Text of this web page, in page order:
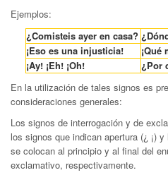
Ejemplos:
¿Comisteis ayer en casa?
¡Eso es una injusticia!
¡Ay! ¡Eh! ¡Oh!
¿Por
En la utilización de tales signos es
consideraciones generales:
Los signos de interrogación y de
los signos que indican apertura (¿ ¡)
se colocan al principio y al final del
exclamativo, respectivamente.